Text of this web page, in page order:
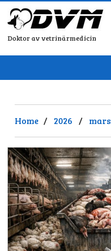
Doktor av vetrinärmedicin
Home / 2026 / mars